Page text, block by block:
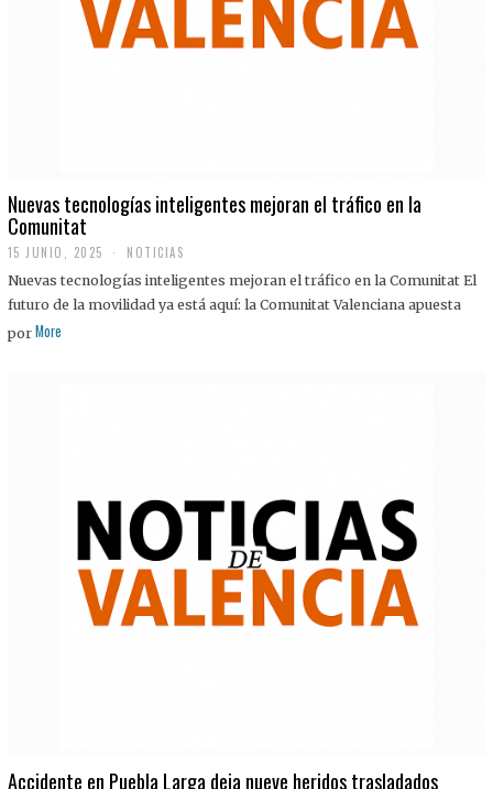
Nuevas tecnologías inteligentes mejoran el tráfico en la
Comunitat
15 JUNIO, 2025 NOTICIAS
Nuevas tecnologías inteligentes mejoran el tráfico en la Comunitat El
futuro de la movilidad ya está aquí: la Comunitat Valenciana apuesta
por More
Accidente en Puebla Larga deja nueve heridos trasladados